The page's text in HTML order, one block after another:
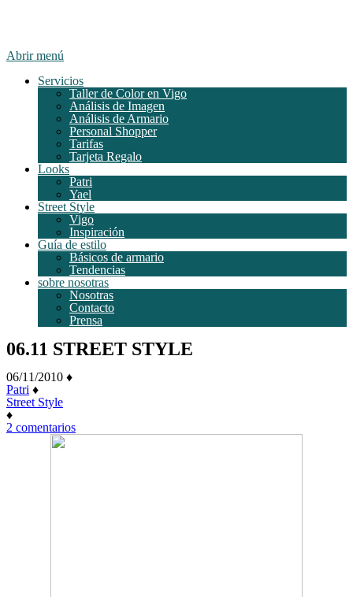
Abrir menú
Servicios
Taller de Color en Vigo
Análisis de Imagen
Análisis de Armario
Personal Shopper
Tarifas
Tarjeta Regalo
Looks
Patri
Yael
Street Style
Vigo
Inspiración
Guía de estilo
Básicos de armario
Tendencias
sobre nosotras
Nosotras
Contacto
Prensa
06.11 STREET STYLE
06/11/2010 ♦
Patri ♦
Street Style
♦
2 comentariosen
06.11